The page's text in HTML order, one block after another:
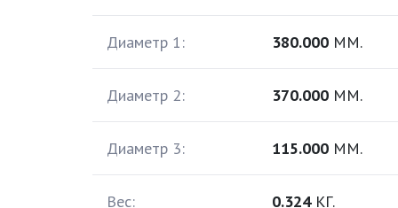
Диаметр 1: 380.000 ММ.
Диаметр 2: 370.000 ММ.
Диаметр 3: 115.000 ММ.
Вес: 0.324КГ.